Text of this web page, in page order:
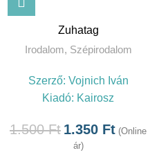
Zuhatag
Irodalom, Szépirodalom
Szerző: Vojnich Iván
Kiadó: Kairosz
1.500Ft 1.350 Ft (Online
ár)